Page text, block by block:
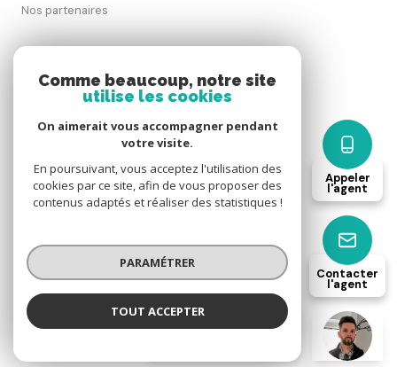
Florian VIEIRA DA SILVA
Appeler
l'agent
Contacter
l'agent
Nos partenaires
Politique RGPD
© 2026 | Tous droits réservés
Comme beaucoup, notre site
utilise les cookies
On aimerait vous accompagner pendant
votre visite.
En poursuivant, vous acceptez l'utilisation des
cookies par ce site, afin de vous proposer des
contenus adaptés et réaliser des statistiques !
PARAMÉTRER
TOUT ACCEPTER